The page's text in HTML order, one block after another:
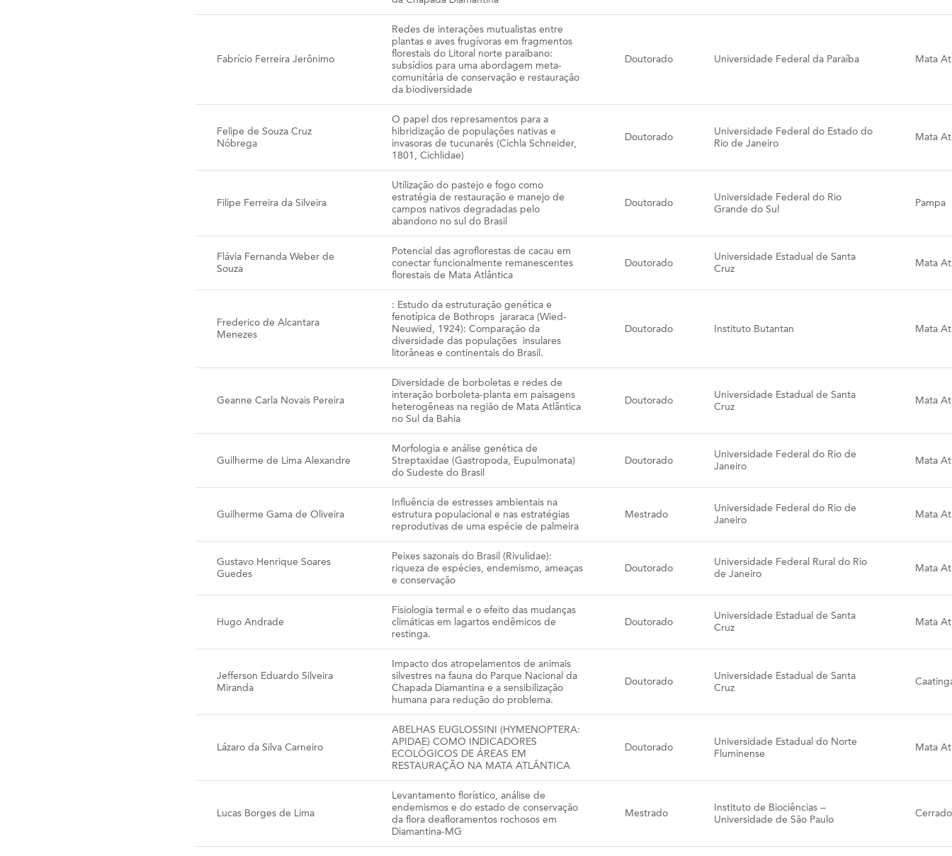
Fabrício Ferreira Jerônimo
Redes de interações mutualistas entre
plantas e aves frugívoras em fragmentos
florestais do Litoral norte paraibano:
subsídios para uma abordagem meta-
comunitária de conservação e restauração
da biodiversidade
Doutorado Universidade Federal da Paraíba Mata
Felipe de Souza Cruz
Nóbrega
O papel dos represamentos para a
hibridização de populações nativas e
invasoras de tucunarés (Cichla Schneider,
1801, Cichlidae)
Doutorado
Universidade Federal do Estado do
Rio de Janeiro
Mata
Filipe Ferreira da Silveira
Utilização do pastejo e fogo como
estratégia de restauração e manejo de
campos nativos degradadas pelo
abandono no sul do Brasil
Doutorado
Universidade Federal do Rio
Grande do Sul
Pampa
Flávia Fernanda Weber de
Souza
Potencial das agroflorestas de cacau em
conectar funcionalmente remanescentes
florestais de Mata Atlântica
Doutorado
Universidade Estadual de Santa
Cruz
Mata
Frederico de Alcantara
Menezes
: Estudo da estruturação genética e
fenotípica de Bothrops jararaca (Wied-
Neuwied, 1924): Comparação da
diversidade das populações insulares
litorâneas e continentais do Brasil.
Doutorado Instituto Butantan Mata
Geanne Carla Novais Pereira
Diversidade de borboletas e redes de
interação borboleta-planta em paisagens
heterogêneas na região de Mata Atlântica
no Sul da Bahia
Doutorado
Universidade Estadual de Santa
Cruz
Mata
Guilherme de Lima Alexandre
Morfologia e análise genética de
Streptaxidae (Gastropoda, Eupulmonata)
do Sudeste do Brasil
Doutorado
Universidade Federal do Rio de
Janeiro
Mata
Guilherme Gama de Oliveira
Influência de estresses ambientais na
estrutura populacional e nas estratégias
reprodutivas de uma espécie de palmeira
Mestrado
Universidade Federal do Rio de
Janeiro
Mata
Gustavo Henrique Soares
Guedes
Peixes sazonais do Brasil (Rivulidae):
riqueza de espécies, endemismo, ameaças
e conservação
Doutorado
Universidade Federal Rural do Rio
de Janeiro
Mata
Hugo Andrade
Fisiologia termal e o efeito das mudanças
climáticas em lagartos endêmicos de
restinga.
Doutorado
Universidade Estadual de Santa
Cruz
Mata
Jefferson Eduardo Silveira
Miranda
Impacto dos atropelamentos de animais
silvestres na fauna do Parque Nacional da
Chapada Diamantina e a sensibilização
humana para redução do problema.
Doutorado
Universidade Estadual de Santa
Cruz
Lázaro da Silva Carneiro
ABELHAS EUGLOSSINI (HYMENOPTERA:
APIDAE) COMO INDICADORES
ECOLÓGICOS DE ÁREAS EM
RESTAURAÇÃO NA MATA ATLÂNTICA
Doutorado
Universidade Estadual do Norte
Fluminense
Mata
Lucas Borges de Lima
Levantamento florístico, análise de
endemismos e do estado de conservação
da flora deafloramentos rochosos em
Diamantina-MG
Mestrado
Instituto de Biociências –
Universidade de São Paulo
Cerrado